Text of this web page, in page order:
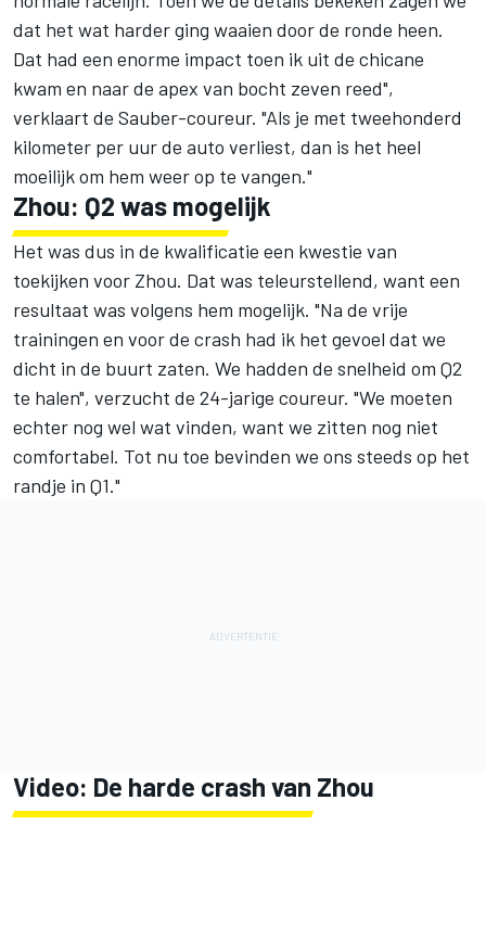
dat het wat harder ging waaien door de ronde heen.
Dat had een enorme impact toen ik uit de chicane
kwam en naar de apex van bocht zeven reed",
verklaart de Sauber-coureur. "Als je met tweehonderd
kilometer per uur de auto verliest, dan is het heel
moeilijk om hem weer op te vangen."
Zhou: Q2 was mogelijk
Het was dus in de kwalificatie een kwestie van
toekijken voor Zhou. Dat was teleurstellend, want een
resultaat was volgens hem mogelijk. "Na de vrije
trainingen en voor de crash had ik het gevoel dat we
dicht in de buurt zaten. We hadden de snelheid om Q2
te halen", verzucht de 24-jarige coureur. "We moeten
echter nog wel wat vinden, want we zitten nog niet
comfortabel. Tot nu toe bevinden we ons steeds op het
randje in Q1."
Video: De harde crash van Zhou